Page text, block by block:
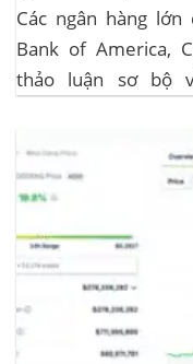
Các ngân hàng lớn
Bank of America,
thảo luận sơ bộ
tiền điện tử. Các...